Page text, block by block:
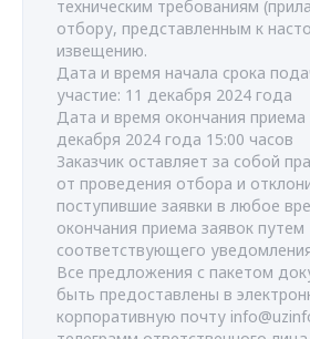
техническим требованиям
отбору, представленным к
извещению.
Дата и время начала срока
участие: 11 декабря 2024 года
Дата и время окончания приема
декабря 2024 года 15:00 часов
Заказчик оставляет за собой
от проведения отбора и
поступившие заявки в любое
окончания приема заявок путем
соответствующего
Все предложения с пакетом
быть предоставлены в
корпоративную почту